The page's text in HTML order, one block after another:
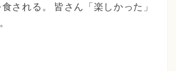
される。 皆さん「楽しかった」